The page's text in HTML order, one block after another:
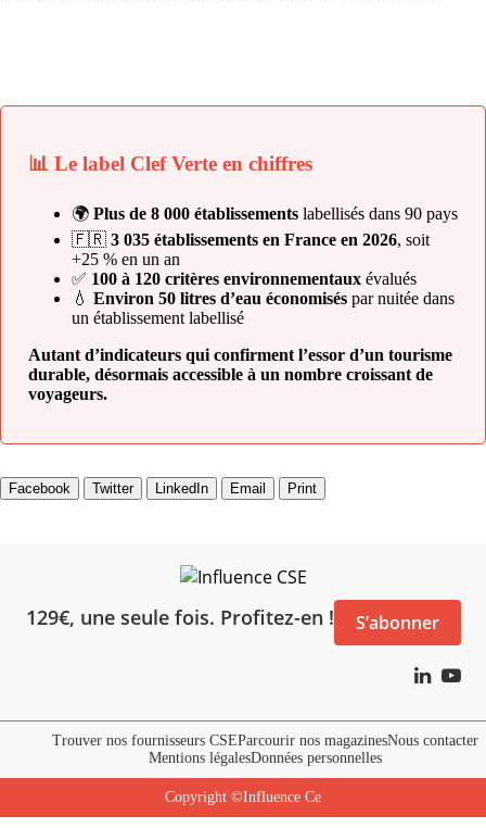
📊 Le label Clef Verte en chiffres
🌍 Plus de 8 000 établissements labellisés dans 90 pays
🇫🇷 3 035 établissements en France en 2026, soit
+25 % en un an
✅ 100 à 120 critères environnementaux évalués
💧 Environ 50 litres d’eau économisés par nuitée dans
un établissement labellisé
Autant d’indicateurs qui confirment l’essor d’un tourisme
durable, désormais accessible à un nombre croissant de
voyageurs.
Facebook Twitter LinkedIn Email Print
129€, une seule fois. Profitez-en ! S’abonner
Trouver nos fournisseurs CSEParcourir nos magazinesNous contacter
Mentions légalesDonnées personnelles
Copyright ©Influence Ce